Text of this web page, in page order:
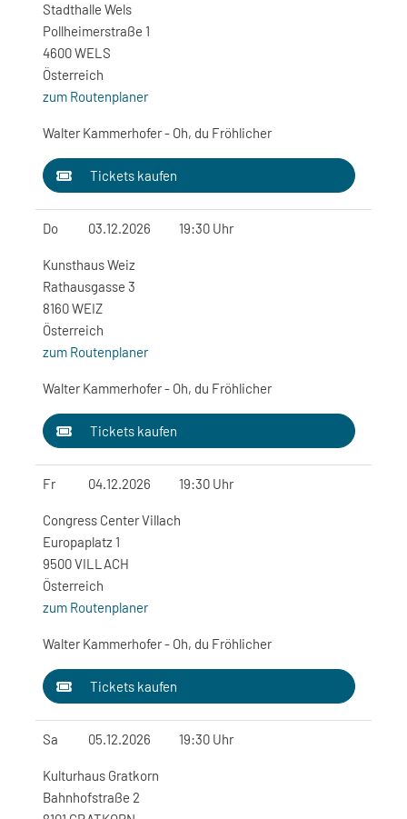
Stadthalle Wels
Pollheimerstraße 1
4600 WELS
Österreich
zum Routenplaner
Walter Kammerhofer - Oh, du Fröhlicher
Tickets kaufen
Do 03.12.2026 19:30 Uhr
Kunsthaus Weiz
Rathausgasse 3
8160 WEIZ
Österreich
zum Routenplaner
Walter Kammerhofer - Oh, du Fröhlicher
Tickets kaufen
Fr 04.12.2026 19:30 Uhr
Congress Center Villach
Europaplatz 1
9500 VILLACH
Österreich
zum Routenplaner
Walter Kammerhofer - Oh, du Fröhlicher
Tickets kaufen
Sa 05.12.2026 19:30 Uhr
Kulturhaus Gratkorn
Bahnhofstraße 2